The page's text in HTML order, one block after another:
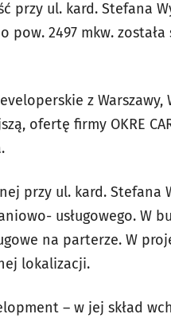
przy ul. kard. Stefana
pow. 2497 mkw.
z Warszawy,
ofertę firmy OKRE
przy ul. kard. Stefana
usługowego. W
na parterze. W
lokalizacji.
– w jej skład